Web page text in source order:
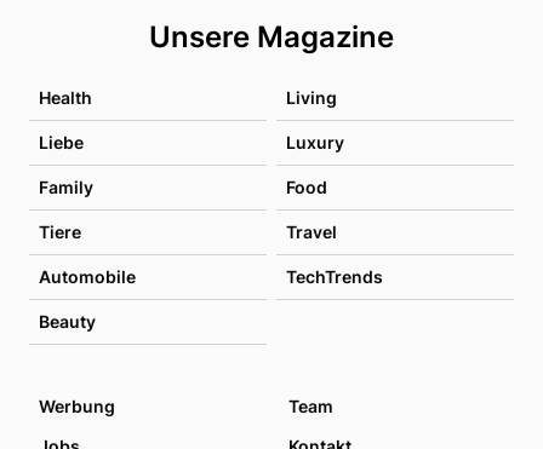
Unsere Magazine
Health Living
Liebe Luxury
Family Food
Tiere Travel
Automobile TechTrends
Beauty
Werbung
Team